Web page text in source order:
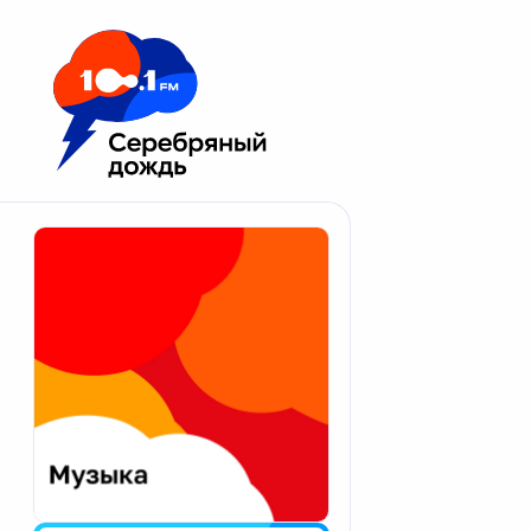
Москва 100.1 FM
Апатиты
Екатеринбург
Калининград
Калуга